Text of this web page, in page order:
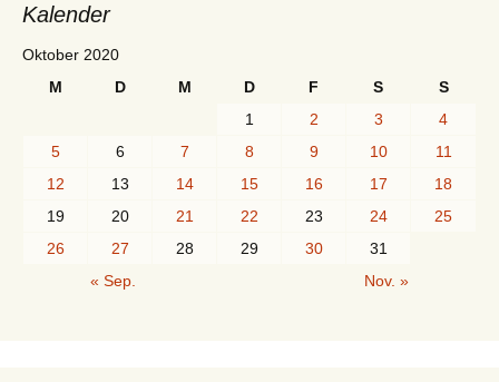
Kalender
Oktober 2020
M
D M D F S
S
1
2 3
4
5
6 7 8 9 10
11
12
13 14 15 16 17
18
19
20 21 22 23 24
25
26
27 28 29 30
31
« Sep.
Nov. »